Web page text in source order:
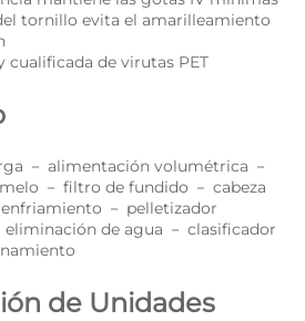
tornillo evita el amarilleamiento
cualificada de virutas PET
－ alimentación volumétrica －
－ filtro de fundido － cabeza
－ pelletizador
de agua － clasificador
de Unidades